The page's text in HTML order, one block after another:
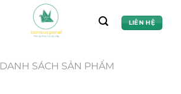
LIÊN HỆ
DANH SÁCH SẢN PHẨM